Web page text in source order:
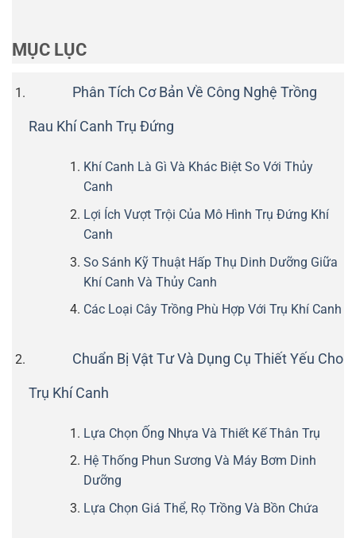
MỤC LỤC
Phân Tích Cơ Bản Về Công Nghệ Trồng
Rau Khí Canh Trụ Đứng
Khí Canh Là Gì Và Khác Biệt So Với Thủy
Canh
Lợi Ích Vượt Trội Của Mô Hình Trụ Đứng Khí
Canh
So Sánh Kỹ Thuật Hấp Thụ Dinh Dưỡng Giữa
Khí Canh Và Thủy Canh
Các Loại Cây Trồng Phù Hợp Với Trụ Khí Canh
Chuẩn Bị Vật Tư Và Dụng Cụ Thiết Yếu Cho
Trụ Khí Canh
Lựa Chọn Ống Nhựa Và Thiết Kế Thân Trụ
Hệ Thống Phun Sương Và Máy Bơm Dinh
Dưỡng
Lựa Chọn Giá Thể, Rọ Trồng Và Bồn Chứa